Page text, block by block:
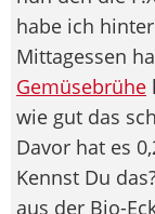
habe ich
Mittagessen
Gemüsebrühe
wie gut das
Davor hat es
Kennst Du
aus der Bio-